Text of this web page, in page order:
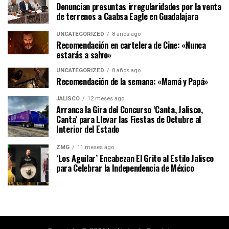
Denuncian presuntas irregularidades por la venta
de terrenos a Caabsa Eagle en Guadalajara
UNCATEGORIZED 8 años ago
Recomendación en cartelera de Cine: «Nunca
estarás a salvo»
UNCATEGORIZED 8 años ago
Recomendación de la semana: «Mamá y Papá»
JALISCO 12 meses ago
Arranca la Gira del Concurso ‘Canta, Jalisco,
Canta’ para Llevar las Fiestas de Octubre al
Interior del Estado
ZMG 11 meses ago
‘Los Aguilar’ Encabezan El Grito al Estilo Jalisco
para Celebrar la Independencia de México